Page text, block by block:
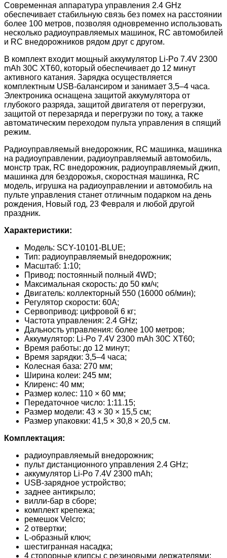
Современная аппаратура управления 2.4 GHz
обеспечивает стабильную связь без помех на расстоянии
более 100 метров, позволяя одновременно использовать
несколько радиоуправляемых машинок, RC автомобилей
и RC внедорожников рядом друг с другом.
В комплект входит мощный аккумулятор Li-Po 7.4V 2300
mAh 30C XT60, который обеспечивает до 12 минут
активного катания. Зарядка осуществляется
комплектным USB-балансиром и занимает 3,5–4 часа.
Электроника оснащена защитой аккумулятора от
глубокого разряда, защитой двигателя от перегрузки,
защитой от перезаряда и перегрузки по току, а также
автоматическим переходом пульта управления в спящий
режим.
Радиоуправляемый внедорожник, RC машинка, машинка
на радиоуправлении, радиоуправляемый автомобиль,
монстр трак, RC внедорожник, радиоуправляемый джип,
машинка для бездорожья, скоростная машинка, RC
модель, игрушка на радиоуправлении и автомобиль на
пульте управления станет отличным подарком на день
рождения, Новый год, 23 Февраля и любой другой
праздник.
Характеристики:
Модель: SCY-10101-BLUE;
Тип: радиоуправляемый внедорожник;
Масштаб: 1:10;
Привод: постоянный полный 4WD;
Максимальная скорость: до 50 км/ч;
Двигатель: коллекторный 550 (16000 об/мин);
Регулятор скорости: 60A;
Сервопривод: цифровой 6 кг;
Частота управления: 2.4 GHz;
Дальность управления: более 100 метров;
Аккумулятор: Li-Po 7.4V 2300 mAh 30C XT60;
Время работы: до 12 минут;
Время зарядки: 3,5–4 часа;
Колесная база: 270 мм;
Ширина колеи: 245 мм;
Клиренс: 40 мм;
Размер колес: 110 × 60 мм;
Передаточное число: 1:11.15;
Размер модели: 43 × 30 × 15,5 см;
Размер упаковки: 41,5 × 30,8 × 20,5 см.
Комплектация:
радиоуправляемый внедорожник;
пульт дистанционного управления 2.4 GHz;
аккумулятор Li-Po 7.4V 2300 mAh;
USB-зарядное устройство;
заднее антикрыло;
вилли-бар в сборе;
комплект крепежа;
ремешок Velcro;
2 отвертки;
L-образный ключ;
шестигранная насадка;
4 стопорные клипсы с резиновыми держателями;